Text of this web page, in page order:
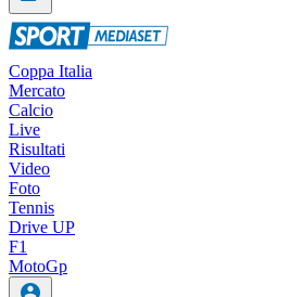
Coppa Italia
Mercato
Calcio
Live
Risultati
Video
Foto
Tennis
Drive UP
F1
MotoGp